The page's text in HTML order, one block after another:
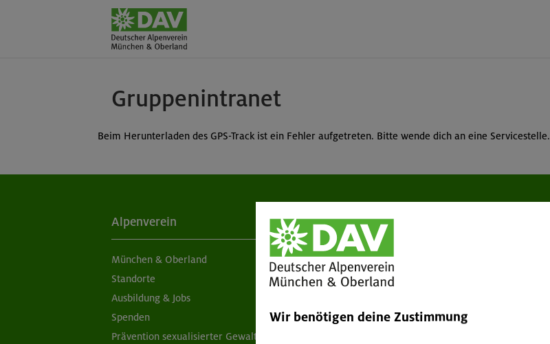
Gruppenintranet
Beim Herunterladen des GPS-Track ist ein Fehler aufgetreten. Bitte wende dich an eine Servicestelle.
Alpenverein
München & Oberland
Standorte
Ausbildung & Jobs
Spenden
Prävention sexualisierter Gewalt
Aktuelles
Newsletter
Schwarzes Brett
App "Mein DAV+"
Wir benötigen deine Zustimmung